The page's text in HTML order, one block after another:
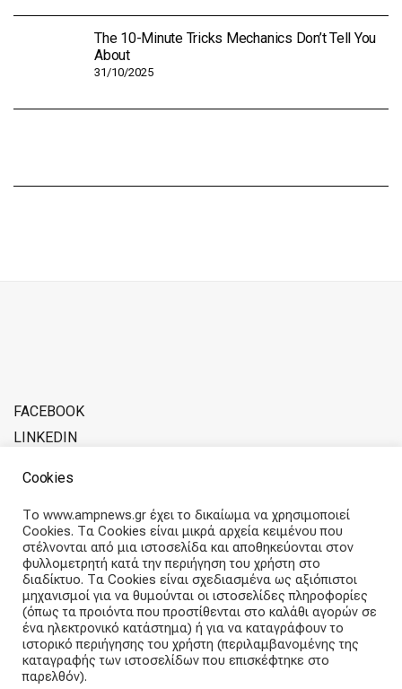
The 10-Minute Tricks Mechanics Don’t Tell You
About
31/10/2025
FACEBOOK
LINKEDIN
Articles straight into your inbox
Subscribe and receive our weekly newsletter.
m
Cookies
Το www.ampnews.gr έχει το δικαίωμα να χρησιμοποιεί
Cookies. Τα Cookies είναι μικρά αρχεία κειμένου που
στέλνονται από μια ιστοσελίδα και αποθηκεύονται στον
φυλλομετρητή κατά την περιήγηση του χρήστη στο
διαδίκτυο. Τα Cookies είναι σχεδιασμένα ως αξιόπιστοι
μηχανισμοί για να θυμούνται οι ιστοσελίδες πληροφορίες
(όπως τα προιόντα που προστίθενται στο καλάθι αγορών σε
ένα ηλεκτρονικό κατάστημα) ή για να καταγράφουν το
ιστορικό περιήγησης του χρήστη (περιλαμβανομένης της
καταγραφής των ιστοσελίδων που επισκέφτηκε στο
παρελθόν).